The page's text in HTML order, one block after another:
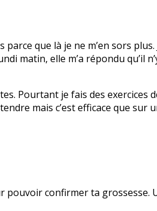
que là je ne m’en sors plus.
matin, elle m’a répondu qu’il
Pourtant je fais des exercices
mais c’est efficace que sur
pouvoir confirmer ta